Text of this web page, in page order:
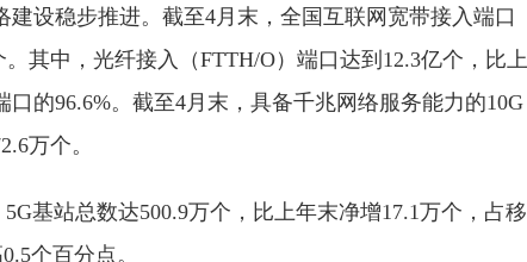
建设稳步推进。截至4月末，全国互联网宽带接入端口
其中，光纤接入（FTTH/O）端口达到12.3亿个，比上
的96.6%。截至4月末，具备千兆网络服务能力的10G
万个。
基站总数达500.9万个，比上年末净增17.1万个，占移
个百分点。